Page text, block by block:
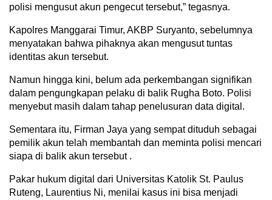
polisi mengusut akun pengecut tersebut,” tegasnya.
Kapolres Manggarai Timur, AKBP Suryanto, sebelumnya
menyatakan bahwa pihaknya akan mengusut tuntas
identitas akun tersebut.
Namun hingga kini, belum ada perkembangan signifikan
dalam pengungkapan pelaku di balik Rugha Boto. Polisi
menyebut masih dalam tahap penelusuran data digital.
Sementara itu, Firman Jaya yang sempat dituduh sebagai
pemilik akun telah membantah dan meminta polisi mencari
siapa di balik akun tersebut .
Pakar hukum digital dari Universitas Katolik St. Paulus
Ruteng, Laurentius Ni, menilai kasus ini bisa menjadi